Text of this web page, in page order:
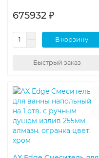
675932 ₽
В корзину
Быстрый заказ